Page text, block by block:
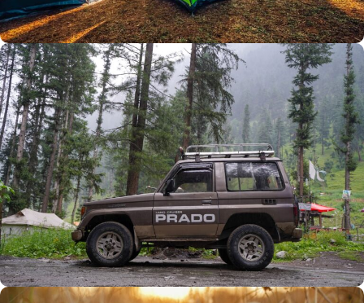
Büyük Yaz İndirimi
0
Günler
00
Hr
00
Min
00
SSK
Alışverişe Başla